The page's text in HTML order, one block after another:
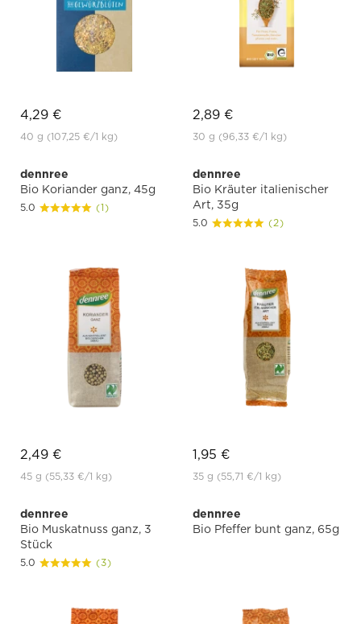
4,29 €
40 g (107,25 €/1 kg)
2,89 €
30 g (96,33 €/1 kg)
dennree
Bio Koriander ganz, 45g
5.0 (1)
2,49 €
45 g (55,33 €/1 kg)
dennree
Bio Kräuter italienischer
Art, 35g
5.0 (2)
1,95 €
35 g (55,71 €/1 kg)
dennree
Bio Muskatnuss ganz, 3
Stück
5.0 (3)
dennree
Bio Pfeffer bunt ganz, 65g